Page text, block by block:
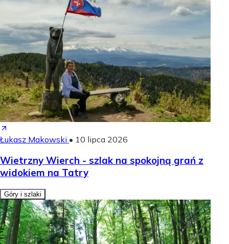
Łukasz Makowski • 10 lipca 2026
Wietrzny Wierch - szlak na spokojną grań z
widokiem na Tatry
Góry i szlaki